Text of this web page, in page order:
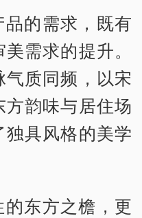
的需求，既有
需求的提升。
质同频，以宋
韵味与居住场
具风格的美学
东方之檐，更